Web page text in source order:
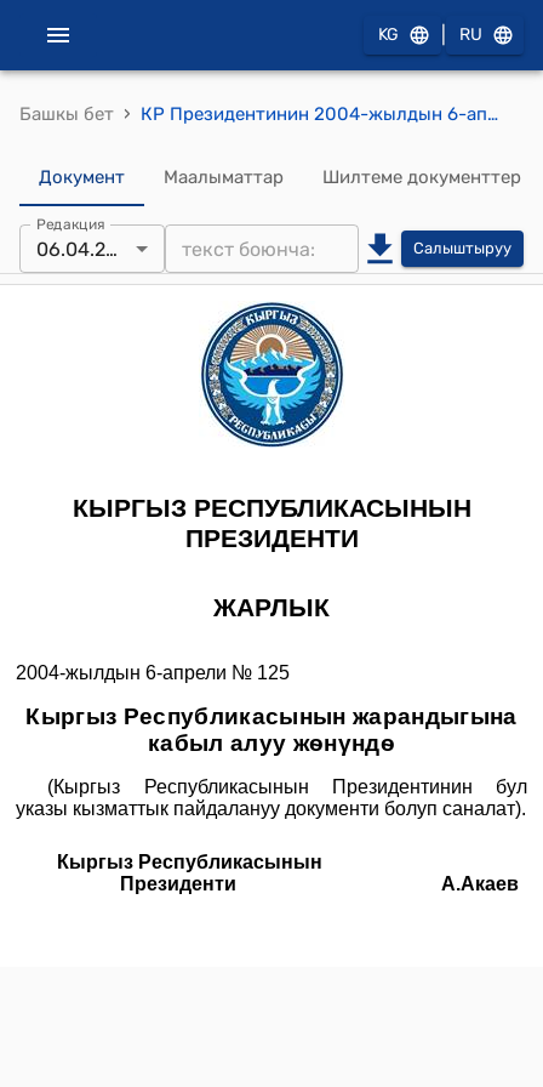
KG RU
Башкы бет › КР Президентинин 2004-жылдын 6-апрелиндеги № 125 "Кыргыз Республикасынын жарандыгына кабыл алуу жѳнγндѳ" жарлыгы
Документ Маалыматтар Шилтеме документтер
Редакция
06.04.2004 Салыштыруу